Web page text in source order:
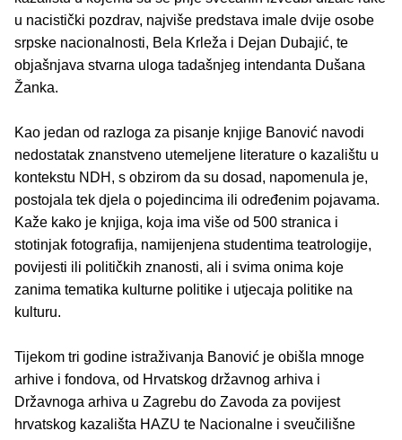
u nacistički pozdrav, najviše predstava imale dvije osobe
srpske nacionalnosti, Bela Krleža i Dejan Dubajić, te
objašnjava stvarna uloga tadašnjeg intendanta Dušana
Žanka.
Kao jedan od razloga za pisanje knjige Banović navodi
nedostatak znanstveno utemeljene literature o kazalištu u
kontekstu NDH, s obzirom da su dosad, napomenula je,
postojala tek djela o pojedincima ili određenim pojavama.
Kaže kako je knjiga, koja ima više od 500 stranica i
stotinjak fotografija, namijenjena studentima teatrologije,
povijesti ili političkih znanosti, ali i svima onima koje
zanima tematika kulturne politike i utjecaja politike na
kulturu.
Tijekom tri godine istraživanja Banović je obišla mnoge
arhive i fondova, od Hrvatskog državnog arhiva i
Državnoga arhiva u Zagrebu do Zavoda za povijest
hrvatskog kazališta HAZU te Nacionalne i sveučilišne